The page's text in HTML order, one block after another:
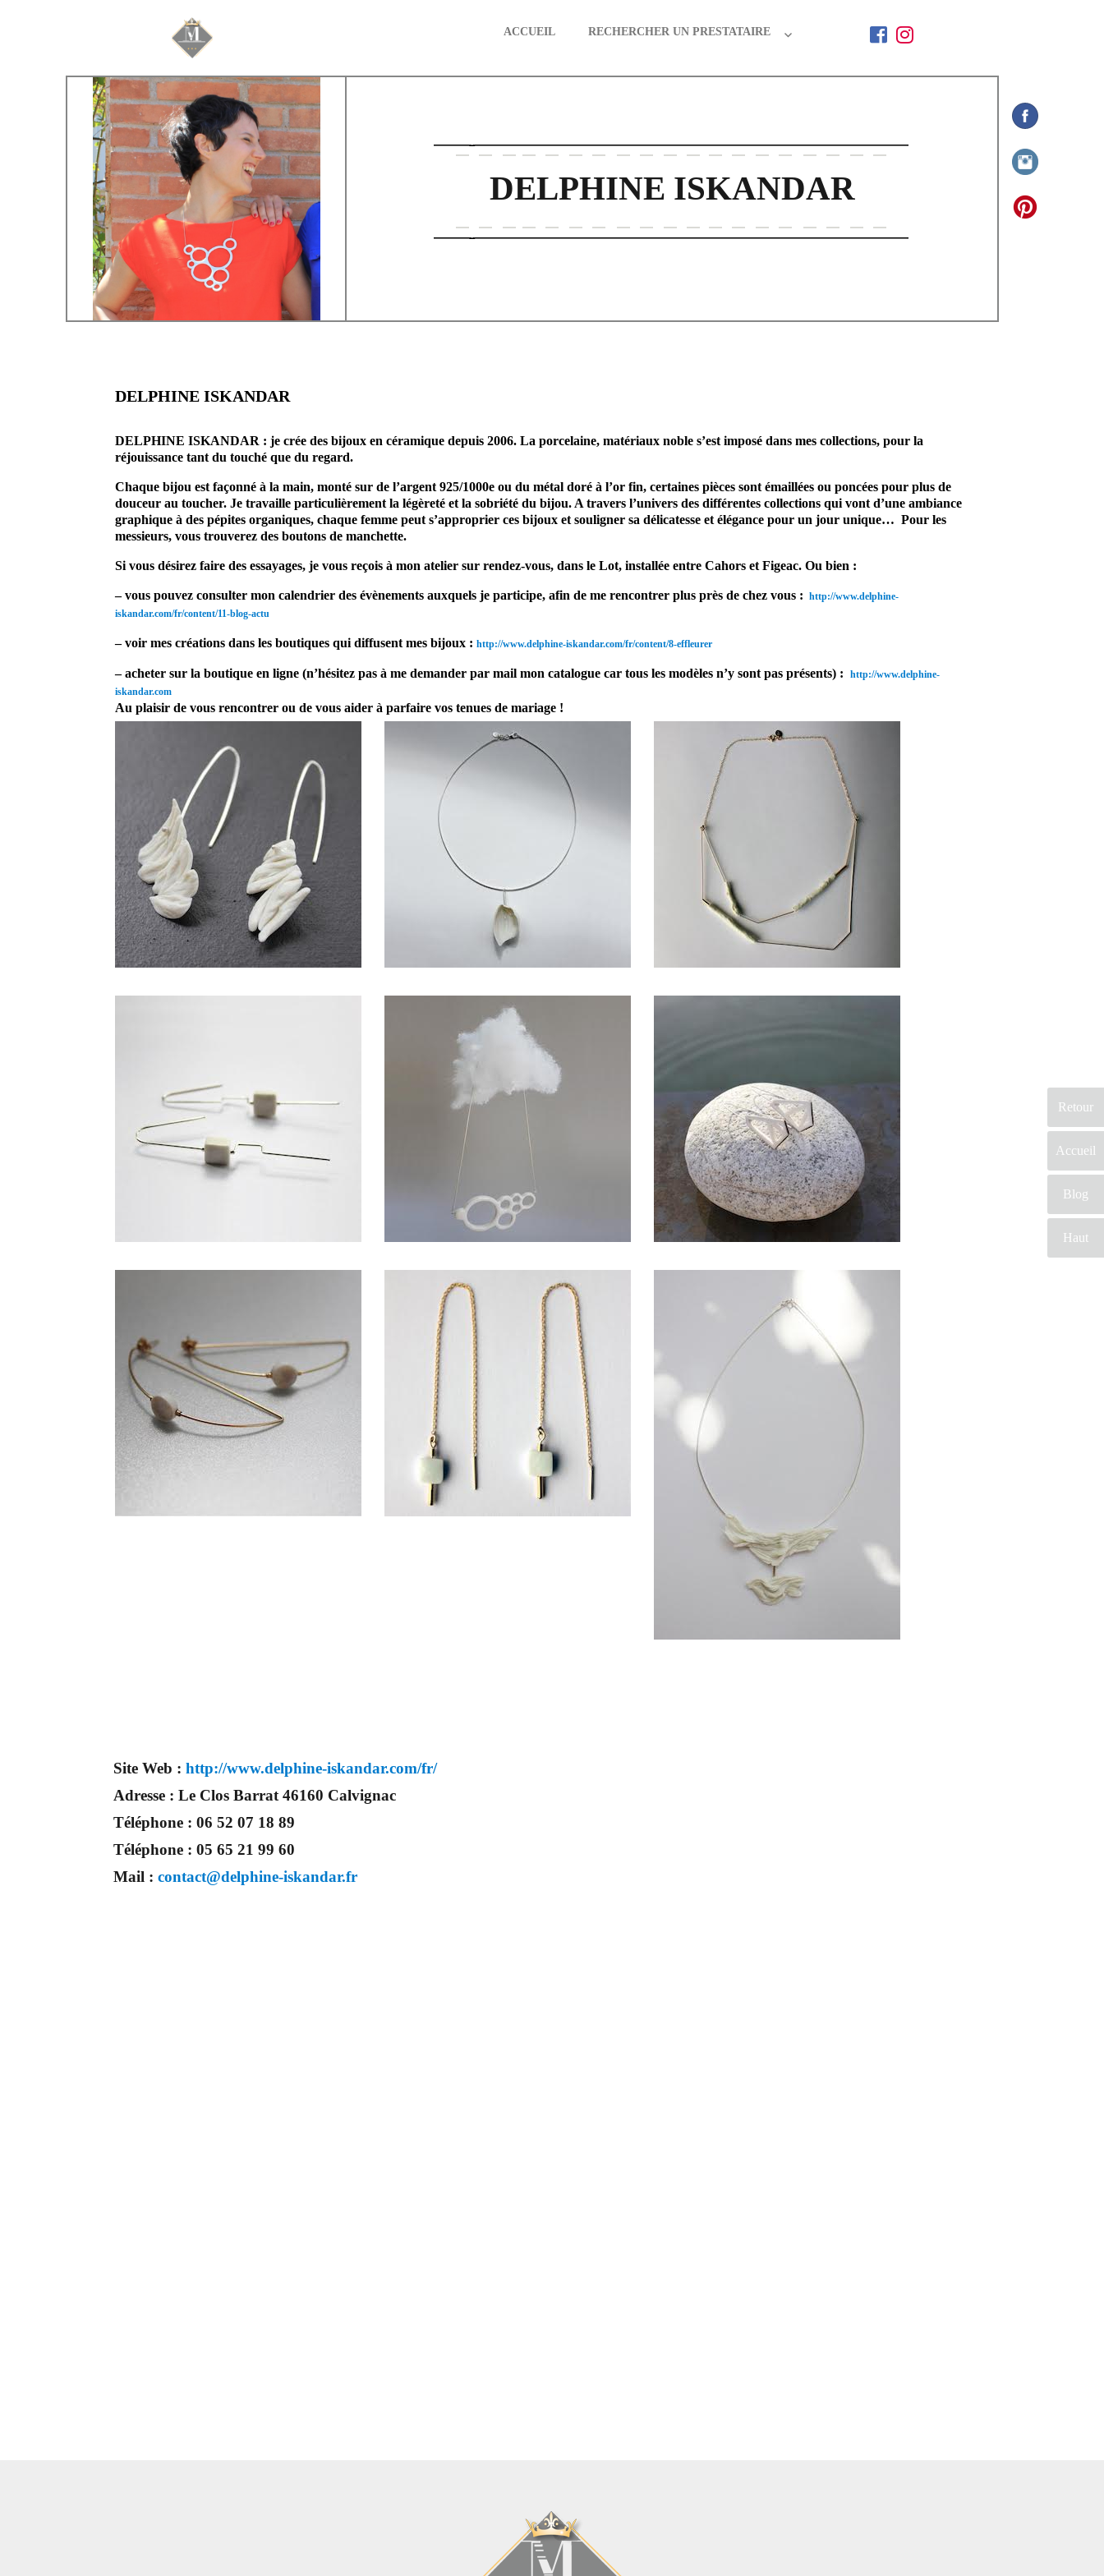
Mariage & Savoir faire
ACCUEIL RECHERCHER UN PRESTATAIRE
Retour
Accueil
Blog
Haut
DELPHINE ISKANDAR
DELPHINE ISKANDAR
DELPHINE ISKANDAR : je crée des bijoux en céramique depuis 2006. La porcelaine, matériaux noble s’est imposé dans mes collections, pour la
réjouissance tant du touché que du regard.
Chaque bijou estfaçonné à la main, monté sur de l’argent 925/1000e ou du métal doré à l’or fin, certaines pièces sont émaillées ou poncées pour plus de
douceur au toucher. Je travaille particulièrement la légèreté et la sobriété du bijou. A travers l’univers des différentes collections qui vont d’une ambiance
graphique à des pépites organiques, chaque femme peut s’approprier ces bijoux et souligner sa délicatesse et élégance pour un jour unique…Pour les
messieurs, vous trouverez des boutons de manchette.
Si vous désirez faire des essayages, je vous reçois à mon atelier sur rendez-vous, dans le Lot, installée entre Cahors et Figeac.Ou bien :
– vous pouvez consulter mon calendrier des évènements auxquels je participe, afin de me rencontrer plus près de chez vous : http://www.delphine-
iskandar.com/fr/content/11-blog-actu
– voir mes créations dans les boutiques qui diffusent mes bijoux : http://www.delphine-iskandar.com/fr/content/8-effleurer
– acheter sur la boutique en ligne (n’hésitez pas à me demander par mail mon catalogue car tous les modèles n’y sont pas présents) :
http://www.delphine-
iskandar.com
Au plaisir de vous rencontrer ou de vous aider à parfaire vos tenues de mariage !
Site Web :http://www.delphine-iskandar.com/fr/
Adresse :Le Clos Barrat 46160 Calvignac
Téléphone :06 52 07 18 89
Téléphone :05 65 21 99 60
Mail :contact@delphine-iskandar.fr